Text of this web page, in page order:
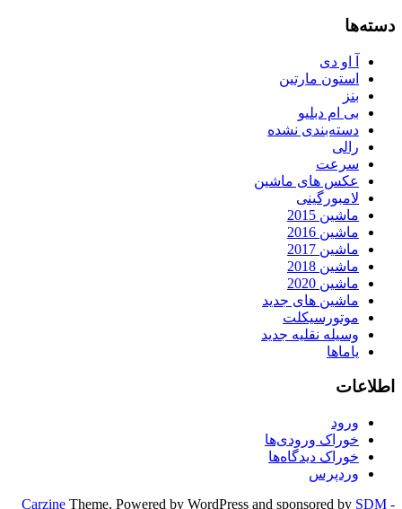
دسته‌ها
آ او دی
استون مارتین
بنز
بی ام دبلیو
دسته‌بندی نشده
رالی
سرعت
عکس های ماشین
لامبورگینی
ماشین 2015
ماشین 2016
ماشین 2017
ماشین 2018
ماشین 2020
ماشین های جدید
موتورسیکلت
وسیله نقلیه جدید
یاماها
اطلاعات
ورود
خوراک ورودی‌ها
خوراک دیدگاه‌ها
وردپرس
Carzine Theme, Powered by WordPress and sponsored by SDM -